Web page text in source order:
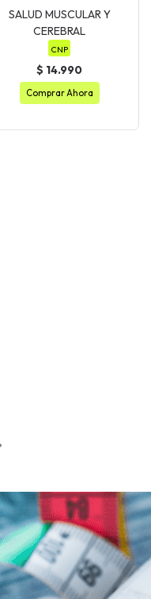
SALUD MUSCULAR Y
CEREBRAL
CNP
$ 14.990
Comprar Ahora